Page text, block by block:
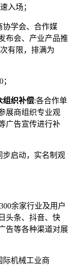
入场；
协学会、合作媒
布会、产业产品推
有限，排满为
组织补偿:各合作单
展商组织专业观
广告宣传进行补
步启动，实名制观
余家行业及用户
头条、抖音、快
告等各种渠道对展
际机械工业商